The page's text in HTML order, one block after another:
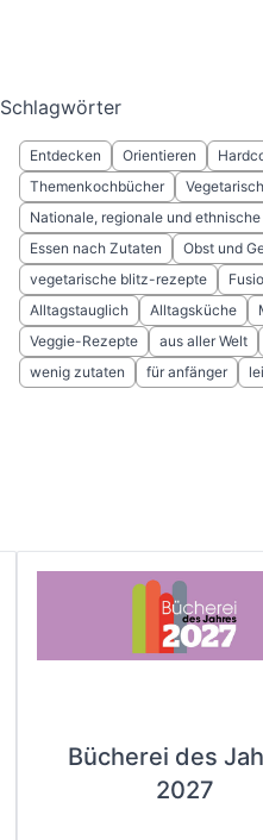
Schlagwörter
Entdecken Orientieren
Themenkochbücher
Nationale, regionale und
Essen nach Zutaten
Obst und
vegetarische blitz-rezepte
Alltagstauglich
Alltagsküche
Veggie-Rezepte
aus aller Welt
wenig zutaten
für anfänger
Bücherei des
2027